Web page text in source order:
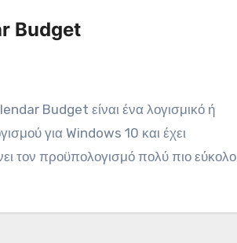
Budget
Budget είναι ένα λογισμικό ή
για Windows 10 και έχει
τον προϋπολογισμό πολύ πιο εύκολο